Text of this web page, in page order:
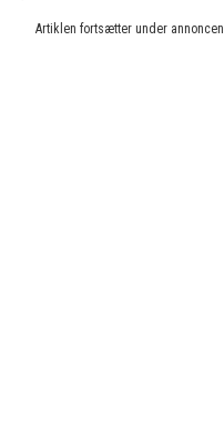
Artiklen fortsætter under annoncen